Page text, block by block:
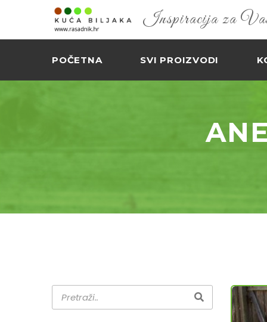
Inspiracija za
POČETNA SVI PROIZVODI